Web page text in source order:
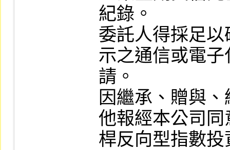
紀錄。
委託人得採足
示之通信或電
請。
因繼承、贈與
他報經本公司
桿反向型指數